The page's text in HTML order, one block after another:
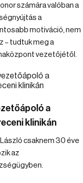
számára valóban a
a
motiváció, nem
– tudtuk meg a
vezetőjétől.
a
klinikán
László csaknem 30 éve
az